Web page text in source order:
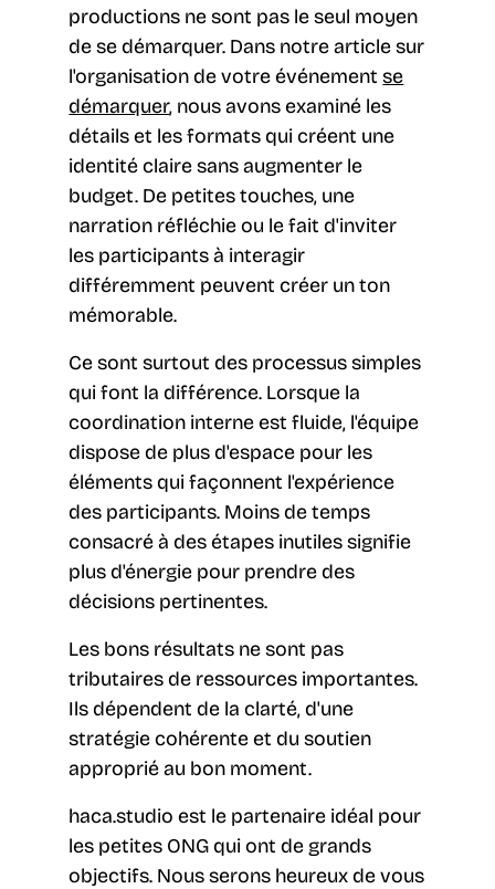
productions ne sont pas le seul moyen
de se démarquer. Dans notre article sur
l'organisation de votre événementse
démarquer, nous avons examiné les
détails et les formats qui créent une
identité claire sans augmenter le
budget. De petites touches, une
narration réfléchie ou le fait d'inviter
les participants à interagir
différemment peuvent créer un ton
mémorable.
Ce sont surtout des processus simples
qui font la différence. Lorsque la
coordination interne est fluide, l'équipe
dispose de plus d'espace pour les
éléments qui façonnent l'expérience
des participants. Moins de temps
consacré à des étapes inutiles signifie
plus d'énergie pour prendre des
décisions pertinentes.
Les bons résultats ne sont pas
tributaires de ressources importantes.
Ils dépendent de la clarté, d'une
stratégie cohérente et du soutien
approprié au bon moment.
haca.studio est le partenaire idéal pour
les petites ONG qui ont de grands
objectifs. Nous serons heureux de vous